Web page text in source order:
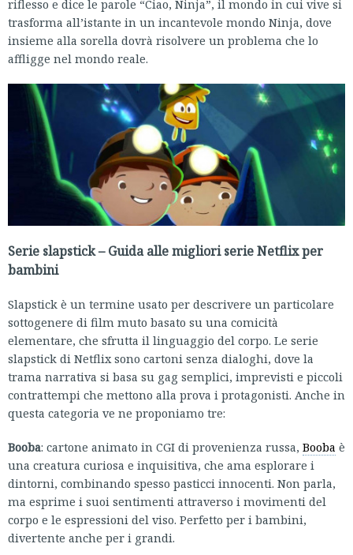
riflesso e dice le parole “Ciao, Ninja”, il mondo in cui vive si
trasforma all’istante in un incantevole mondo Ninja, dove
insieme alla sorella dovrà risolvere un problema che lo
affligge nel mondo reale.
Serie slapstick – Guida alle migliori serie Netflix per
bambini
Slapstick è un termine usato per descrivere un particolare
sottogenere di film muto basato su una comicità
elementare, che sfrutta il linguaggio del corpo. Le serie
slapstick di Netflix sono cartoni senza dialoghi, dove la
trama narrativa si basa su gag semplici, imprevisti e piccoli
contrattempi che mettono alla prova i protagonisti. Anche in
questa categoria ve ne proponiamo tre:
Booba: cartone animato in CGI di provenienza russa, Booba è
una creatura curiosa e inquisitiva, che ama esplorare i
dintorni, combinando spesso pasticci innocenti. Non parla,
ma esprime i suoi sentimenti attraverso i movimenti del
corpo e le espressioni del viso. Perfetto per i bambini,
divertente anche per i grandi.